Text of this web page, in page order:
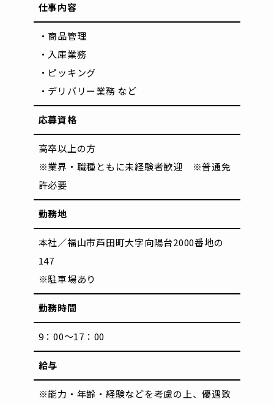
仕事内容
・商品管理
・入庫業務
・ピッキング
・デリバリー業務 など
応募資格
高卒以上の方
※業界・職種ともに未経験者歓迎 ※普通免
許必要
勤務地
本社／福山市芦田町大字向陽台2000番地の
147
※駐車場あり
勤務時間
9：00～17：00
給与
※能力・年齢・経験などを考慮の上、優遇致